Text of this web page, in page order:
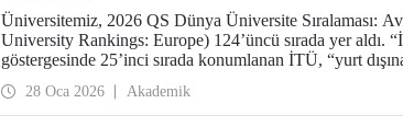
Üniversitemiz, 2026 QS Dünya Üniversite Sıralaması:
University Rankings: Europe) 124’üncü sırada yer aldı.
göstergesinde 25’inci sırada konumlanan İTÜ, “yurt
ilerleme kaydetti.
28 Oca 2026 Akademik